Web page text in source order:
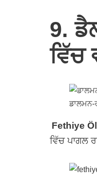
9.
ਵਿੱਚ
ਡਾਲਮਨ-
Fethiye
ਵਿੱਚ ਪਾਗਲ